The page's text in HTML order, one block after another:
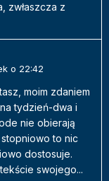
zwłaszcza z
o 22:42
moim zdaniem
tydzień-dwa i
nie obierają
to nic
dostosuje.
swojego...